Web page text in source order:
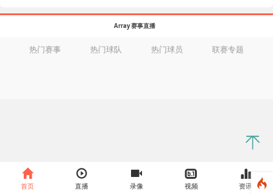
Array 赛事直播
首页 直播 录像 视频 资讯
热门赛事 热门球队 热门球员 联赛专题